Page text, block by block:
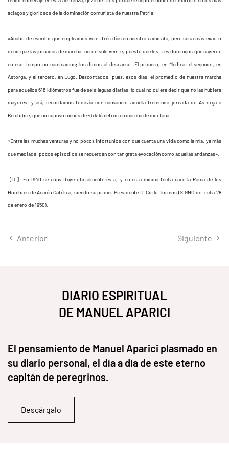
aciagos y gloriosos de la dominación comunista de nuestra Patria.
»Acabo de escribir que empleamos veintitrés días en nuestra caminata, pero sería más exacto
decir que las jornadas de marcha fueron sólo veinte, puesto que los tres domingos que cayeron
en ese tiempo no caminamos; los dimos al descanso. El primero, en Medina; el segundo, en
Astorga, y el tercero, en Lugo. Descontados, pues, esos días, el promedio de nuestra marcha
para aquellos 616 kilómetros fue de seis leguas diarias, lo cual no quiere decir que no las hubiera
mayores; y así, recordamos todavía con cansancio aquella tremenda jornada de Astorga a
Bembibre, que no supuso menos de 45 kilómetros en marcha de montaña.
»Entre las muchas venturas y no pocos infortunios con que cuenta una vida como la mía, ya más
que mediada, pocos episodios se recuerdan con tan grata evocación como aquellas andanzas».
[10] En 1940 se constituye oficialmente ésta, y en esta misma fecha nace la Rama de los
Hombres de Acción Católica, siendo su primer Presidente D. Cirilo Tormos (SIGNO de fecha 28
de enero de 1950).
Anterior Siguiente
DIARIO ESPIRITUAL
DE MANUEL APARICI
El pensamiento de Manuel Aparici plasmado en
su diario personal, el día a día de este eterno
capitán de peregrinos.
Descárgalo